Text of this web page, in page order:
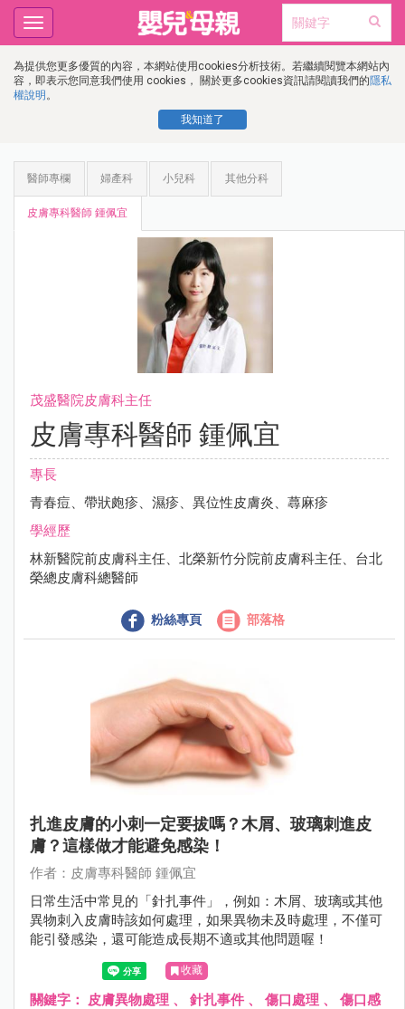
為提供您更多優質的內容，本網站使用cookies分析技術。若繼續閱覽本網站內
容，即表示您同意我們使用 cookies， 關於更多cookies資訊請閱讀我們的隱私
權說明 。
我知道了
Toggle
navigation
醫師專欄 婦產科 小兒科 其他分科
皮膚專科醫師 鍾佩宜
茂盛醫院皮膚科主任
皮膚專科醫師 鍾佩宜
專長
青春痘、帶狀皰疹、濕疹、異位性皮膚炎、蕁麻疹
學經歷
林新醫院前皮膚科主任、北榮新竹分院前皮膚科主任、台北
榮總皮膚科總醫師
粉絲專頁 部落格
扎進皮膚的小刺一定要拔嗎？木屑、玻璃刺進皮
膚？這樣做才能避免感染！
作者：皮膚專科醫師 鍾佩宜
日常生活中常見的「針扎事件」，例如：木屑、玻璃或其他
異物刺入皮膚時該如何處理，如果異物未及時處理，不僅可
能引發感染，還可能造成長期不適或其他問題喔！
收藏
關鍵字： 皮膚異物處理 、 針扎事件 、 傷口處理 、 傷口感